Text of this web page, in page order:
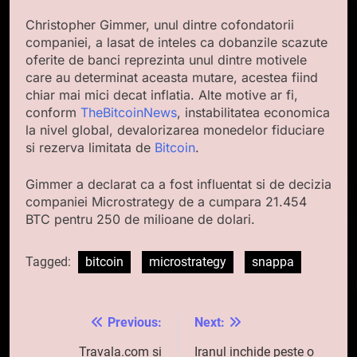
Christopher Gimmer, unul dintre cofondatorii
companiei, a lasat de inteles ca dobanzile scazute
oferite de banci reprezinta unul dintre motivele
care au determinat aceasta mutare, acestea fiind
chiar mai mici decat inflatia. Alte motive ar fi,
conform TheBitcoinNews, instabilitatea economica
la nivel global, devalorizarea monedelor fiduciare
si rezerva limitata de Bitcoin.
Gimmer a declarat ca a fost influentat si de decizia
companiei Microstrategy de a cumpara 21.454
BTC pentru 250 de milioane de dolari.
Tagged: bitcoin microstrategy snappa
NavigarePrevious:
Travala.com si
Next:
Iranul inchide peste o